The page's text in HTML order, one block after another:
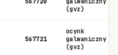
(gvz)
567721
ocynk
galwaniczny
(gvz)